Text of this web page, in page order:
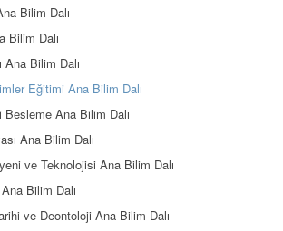
Bilim Dalı
Bilim Dalı
Bilim Dalı
Eğitimi Ana Bilim Dalı
Ana Bilim Dalı
Ana Bilim Dalı
ve Teknolojisi Ana Bilim Dalı
Bilim Dalı
ve Deontoloji Ana Bilim Dalı